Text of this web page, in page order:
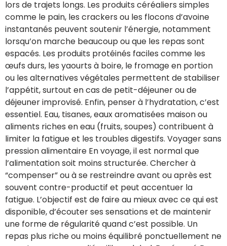
lors de trajets longs. Les produits céréaliers simples
comme le pain, les crackers ou les flocons d’avoine
instantanés peuvent soutenir l’énergie, notamment
lorsqu’on marche beaucoup ou que les repas sont
espacés. Les produits protéinés faciles comme les
œufs durs, les yaourts à boire, le fromage en portion
ou les alternatives végétales permettent de stabiliser
l’appétit, surtout en cas de petit-déjeuner ou de
déjeuner improvisé. Enfin, penser à l’hydratation, c’est
essentiel. Eau, tisanes, eaux aromatisées maison ou
aliments riches en eau (fruits, soupes) contribuent à
limiter la fatigue et les troubles digestifs. Voyager sans
pression alimentaire En voyage, il est normal que
l’alimentation soit moins structurée. Chercher à
“compenser” ou à se restreindre avant ou après est
souvent contre-productif et peut accentuer la
fatigue. L’objectif est de faire au mieux avec ce qui est
disponible, d’écouter ses sensations et de maintenir
une forme de régularité quand c’est possible. Un
repas plus riche ou moins équilibré ponctuellement ne